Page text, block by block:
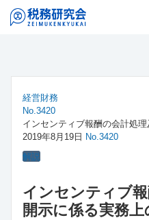
経営財務
No.3420
インセンティブ報酬の会計処
2019年8月19日 No.3420
解説
インセンティブ
開示に係る実務